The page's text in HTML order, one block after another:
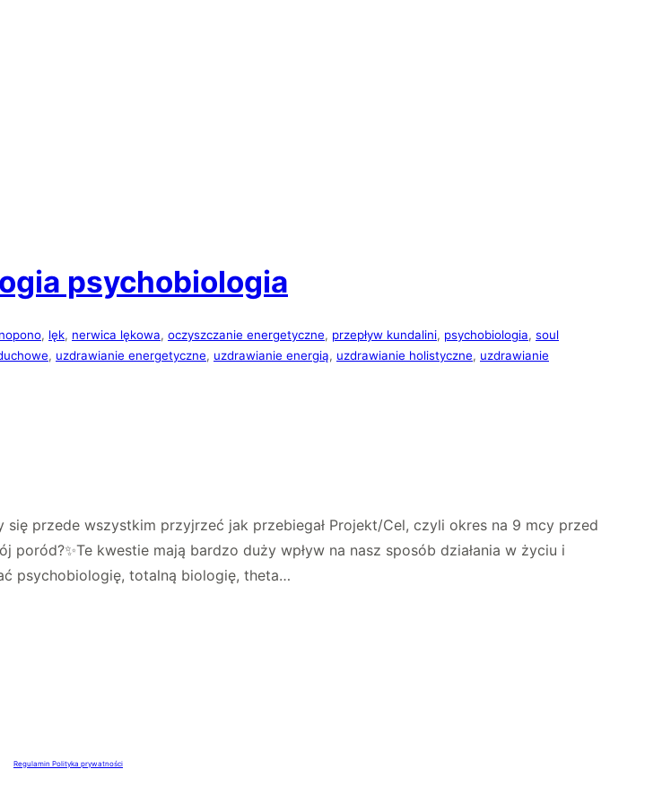
psychobiologia
, lęk, nerwica lękowa, oczyszczanie energetyczne, przepływ kundalini, psychobiologia, soul
, uzdrawianie energetyczne, uzdrawianie energią, uzdrawianie holistyczne, uzdrawianie
się przede wszystkim przyjrzeć jak przebiegał Projekt/Cel, czyli okres na 9 mcy przed
poród?✨Te kwestie mają bardzo duży wpływ na nasz sposób działania w życiu i
psychobiologię, totalną biologię, theta…
Regulamin Polityka prywatności